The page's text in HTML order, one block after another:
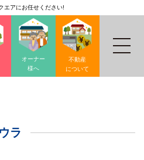
エアにお任せください!
オーナー
様へ
不動産
について
ラ